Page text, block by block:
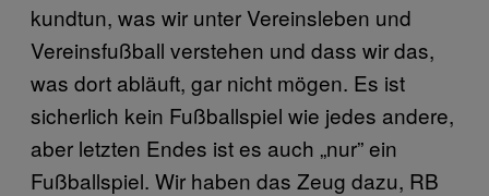
kundtun, was wir unter Vereinsleben und
Vereinsfußball verstehen und dass wir das,
was dort abläuft, gar nicht mögen. Es ist
sicherlich kein Fußballspiel wie jedes andere,
aber letzten Endes ist es auch „nur” ein
Fußballspiel. Wir haben das Zeug dazu, RB